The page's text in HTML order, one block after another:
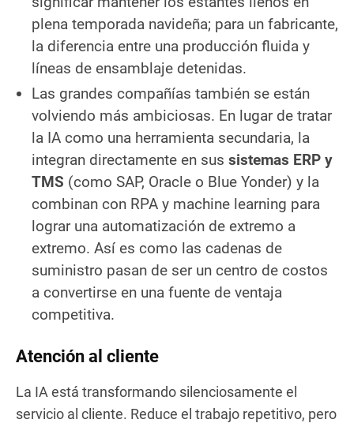
plena temporada navideña; para un fabricante,
la diferencia entre una producción fluida y
líneas de ensamblaje detenidas.
Las grandes compañías también se están
volviendo más ambiciosas. En lugar de tratar
la IA como una herramienta secundaria, la
integran directamente en sus sistemas ERP y
TMS (como SAP, Oracle o Blue Yonder) y la
combinan con RPA y machine learning para
lograr una automatización de extremo a
extremo. Así es como las cadenas de
suministro pasan de ser un centro de costos
a convertirse en una fuente de ventaja
competitiva.
Atención al cliente
La IA está transformando silenciosamente el
servicio al cliente. Reduce el trabajo repetitivo, pero